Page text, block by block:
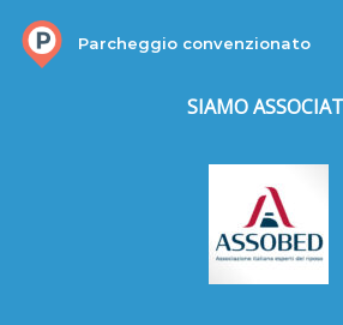
Parcheggio convenzionato
SIAMO